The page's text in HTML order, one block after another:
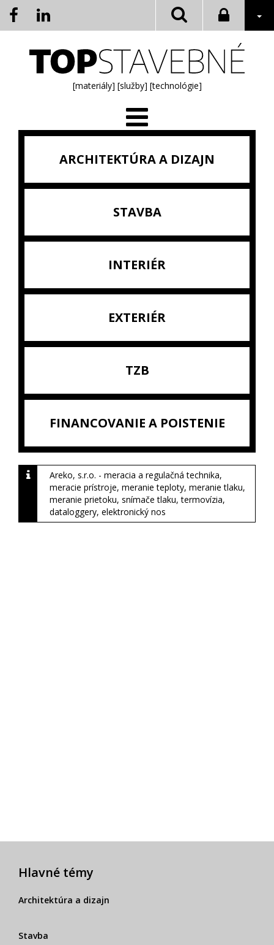
[materiály] [služby] [technológie]
ARCHITEKTÚRA A DIZAJN
STAVBA
INTERIÉR
EXTERIÉR
TZB
FINANCOVANIE A POISTENIE
Areko, s.r.o. - meracia a regulačná technika,
meracie prístroje, meranie teploty, meranie tlaku,
meranie prietoku, snímače tlaku, termovízia,
dataloggery, elektronický nos
Hlavné témy
Architektúra a dizajn
Stavba